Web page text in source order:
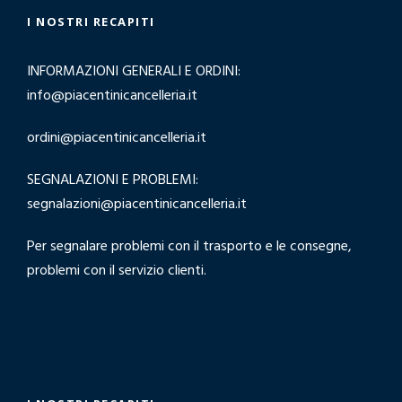
I NOSTRI RECAPITI
INFORMAZIONI GENERALI E ORDINI:
info@piacentinicancelleria.it
ordini@piacentinicancelleria.it
SEGNALAZIONI E PROBLEMI:
segnalazioni@piacentinicancelleria.it
Per segnalare problemi con il trasporto e le consegne,
problemi con il servizio clienti.